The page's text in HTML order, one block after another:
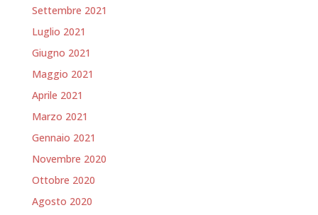
Settembre 2021
Luglio 2021
Giugno 2021
Maggio 2021
Aprile 2021
Marzo 2021
Gennaio 2021
Novembre 2020
Ottobre 2020
Agosto 2020